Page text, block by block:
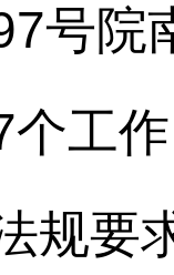
号院
工
规要